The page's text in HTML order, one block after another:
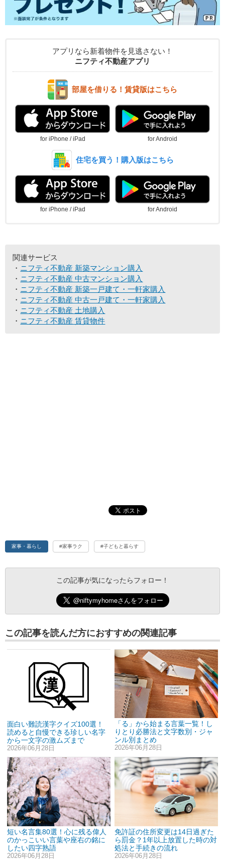
アプリなら新着物件を見逃さない！
ニフティ不動産アプリ
部屋を借りる！賃貸版はこちら
for iPhone / iPad for Android
住宅を買う！購入版はこちら
for iPhone / iPad for Android
関連サービス
ニフティ不動産 新築マンション購入
ニフティ不動産 中古マンション購入
ニフティ不動産 新築一戸建て・一軒家購入
ニフティ不動産 中古一戸建て・一軒家購入
ニフティ不動産 土地購入
ニフティ不動産 賃貸物件
家事・暮らし #家事ラク #子どもと暮らす
この記事が気になったらフォロー！
この記事を読んだ方におすすめの関連記事
面白い難読漢字クイズ100選！
読めると自慢できる珍しい名字
から一文字の激ムズまで
2026年06月28日
「る」から始まる言葉一覧！し
りとり必勝法と文字数別・ジャ
ンル別まとめ
2026年06月28日
短い名言集80選！心に残る偉人
のかっこいい言葉や座右の銘に
したい四字熟語
2026年06月28日
免許証の住所変更は14日過ぎた
ら罰金？1年以上放置した時の対
処法と手続きの流れ
2026年06月28日